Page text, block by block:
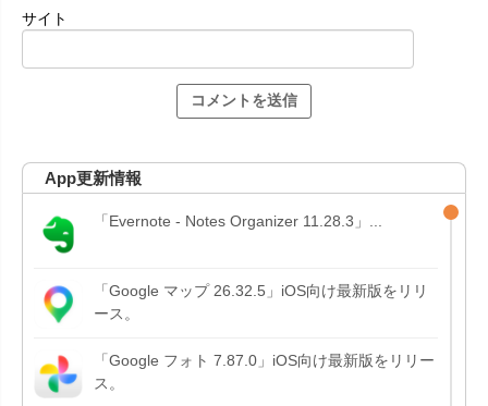
サイト
App更新情報
「Evernote - Notes Organizer 11.28.3」...
「Google マップ 26.32.5」iOS向け最新版をリリ
ース。
「Google フォト 7.87.0」iOS向け最新版をリリー
ス。